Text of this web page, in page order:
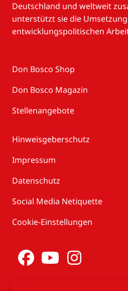
Deutschland und weltweit
unterstützt sie die
entwicklungspolitischen
Don Bosco Shop
Don Bosco Magazin
Stellenangebote
Hinweisgeberschutz
Impressum
Datenschutz
Social Media Netiquette
Cookie-Einstellungen